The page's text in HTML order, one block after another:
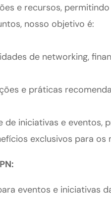
e recursos,
nosso objetivo é:
de networking,
e práticas
de iniciativas e eventos,
exclusivos para os
eventos e iniciativas